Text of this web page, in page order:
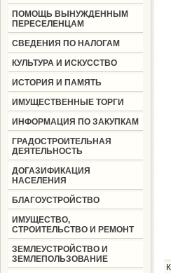
ПОМОЩЬ ВЫНУЖДЕННЫМ
ПЕРЕСЕЛЕНЦАМ
СВЕДЕНИЯ ПО НАЛОГАМ
КУЛЬТУРА И ИСКУССТВО
ИСТОРИЯ И ПАМЯТЬ
ИМУЩЕСТВЕННЫЕ ТОРГИ
ИНФОРМАЦИЯ ПО ЗАКУПКАМ
ГРАДОСТРОИТЕЛЬНАЯ
ДЕЯТЕЛЬНОСТЬ
ДОГАЗИФИКАЦИЯ
НАСЕЛЕНИЯ
БЛАГОУСТРОЙСТВО
ИМУЩЕСТВО,
СТРОИТЕЛЬСТВО И РЕМОНТ
ЗЕМЛЕУСТРОЙСТВО И
ЗЕМЛЕПОЛЬЗОВАНИЕ